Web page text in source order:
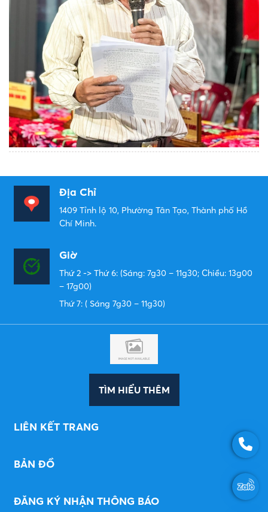
Địa Chỉ
1409 Tỉnh lộ 10, Phường Tân Tạo, Thành phố Hồ
Chí Minh.
Giờ
Thứ 2 -> Thứ 6: (Sáng: 7g30 – 11g30; Chiều: 13g00
– 17g00)
Thứ 7: ( Sáng 7g30 – 11g30)
TÌM HIỂU THÊM
LIÊN KẾT TRANG
BẢN ĐỒ
ĐĂNG KÝ NHẬN THÔNG BÁO